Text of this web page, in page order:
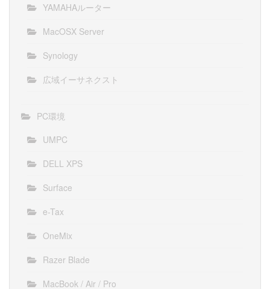
YAMAHAルーター
MacOSX Server
Synology
広域イーサネクスト
PC環境
UMPC
DELL XPS
Surface
e-Tax
OneMix
Razer Blade
MacBook / Air / Pro